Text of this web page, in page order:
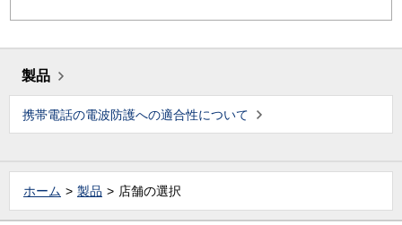
製品
携帯電話の電波防護への適合性について
ホーム 製品 店舗の選択